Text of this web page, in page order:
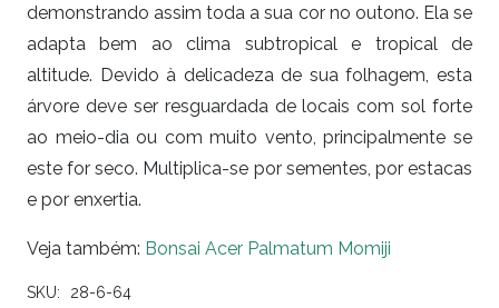
demonstrando assim toda a sua cor no outono. Ela se
adapta bem ao clima subtropical e tropical de
altitude. Devido à delicadeza de sua folhagem, esta
árvore deve ser resguardada de locais com sol forte
ao meio-dia ou com muito vento, principalmente se
este for seco. Multiplica-se por sementes, por estacas
e por enxertia.
Veja também: Bonsai Acer Palmatum Momiji
SKU: 28-6-64